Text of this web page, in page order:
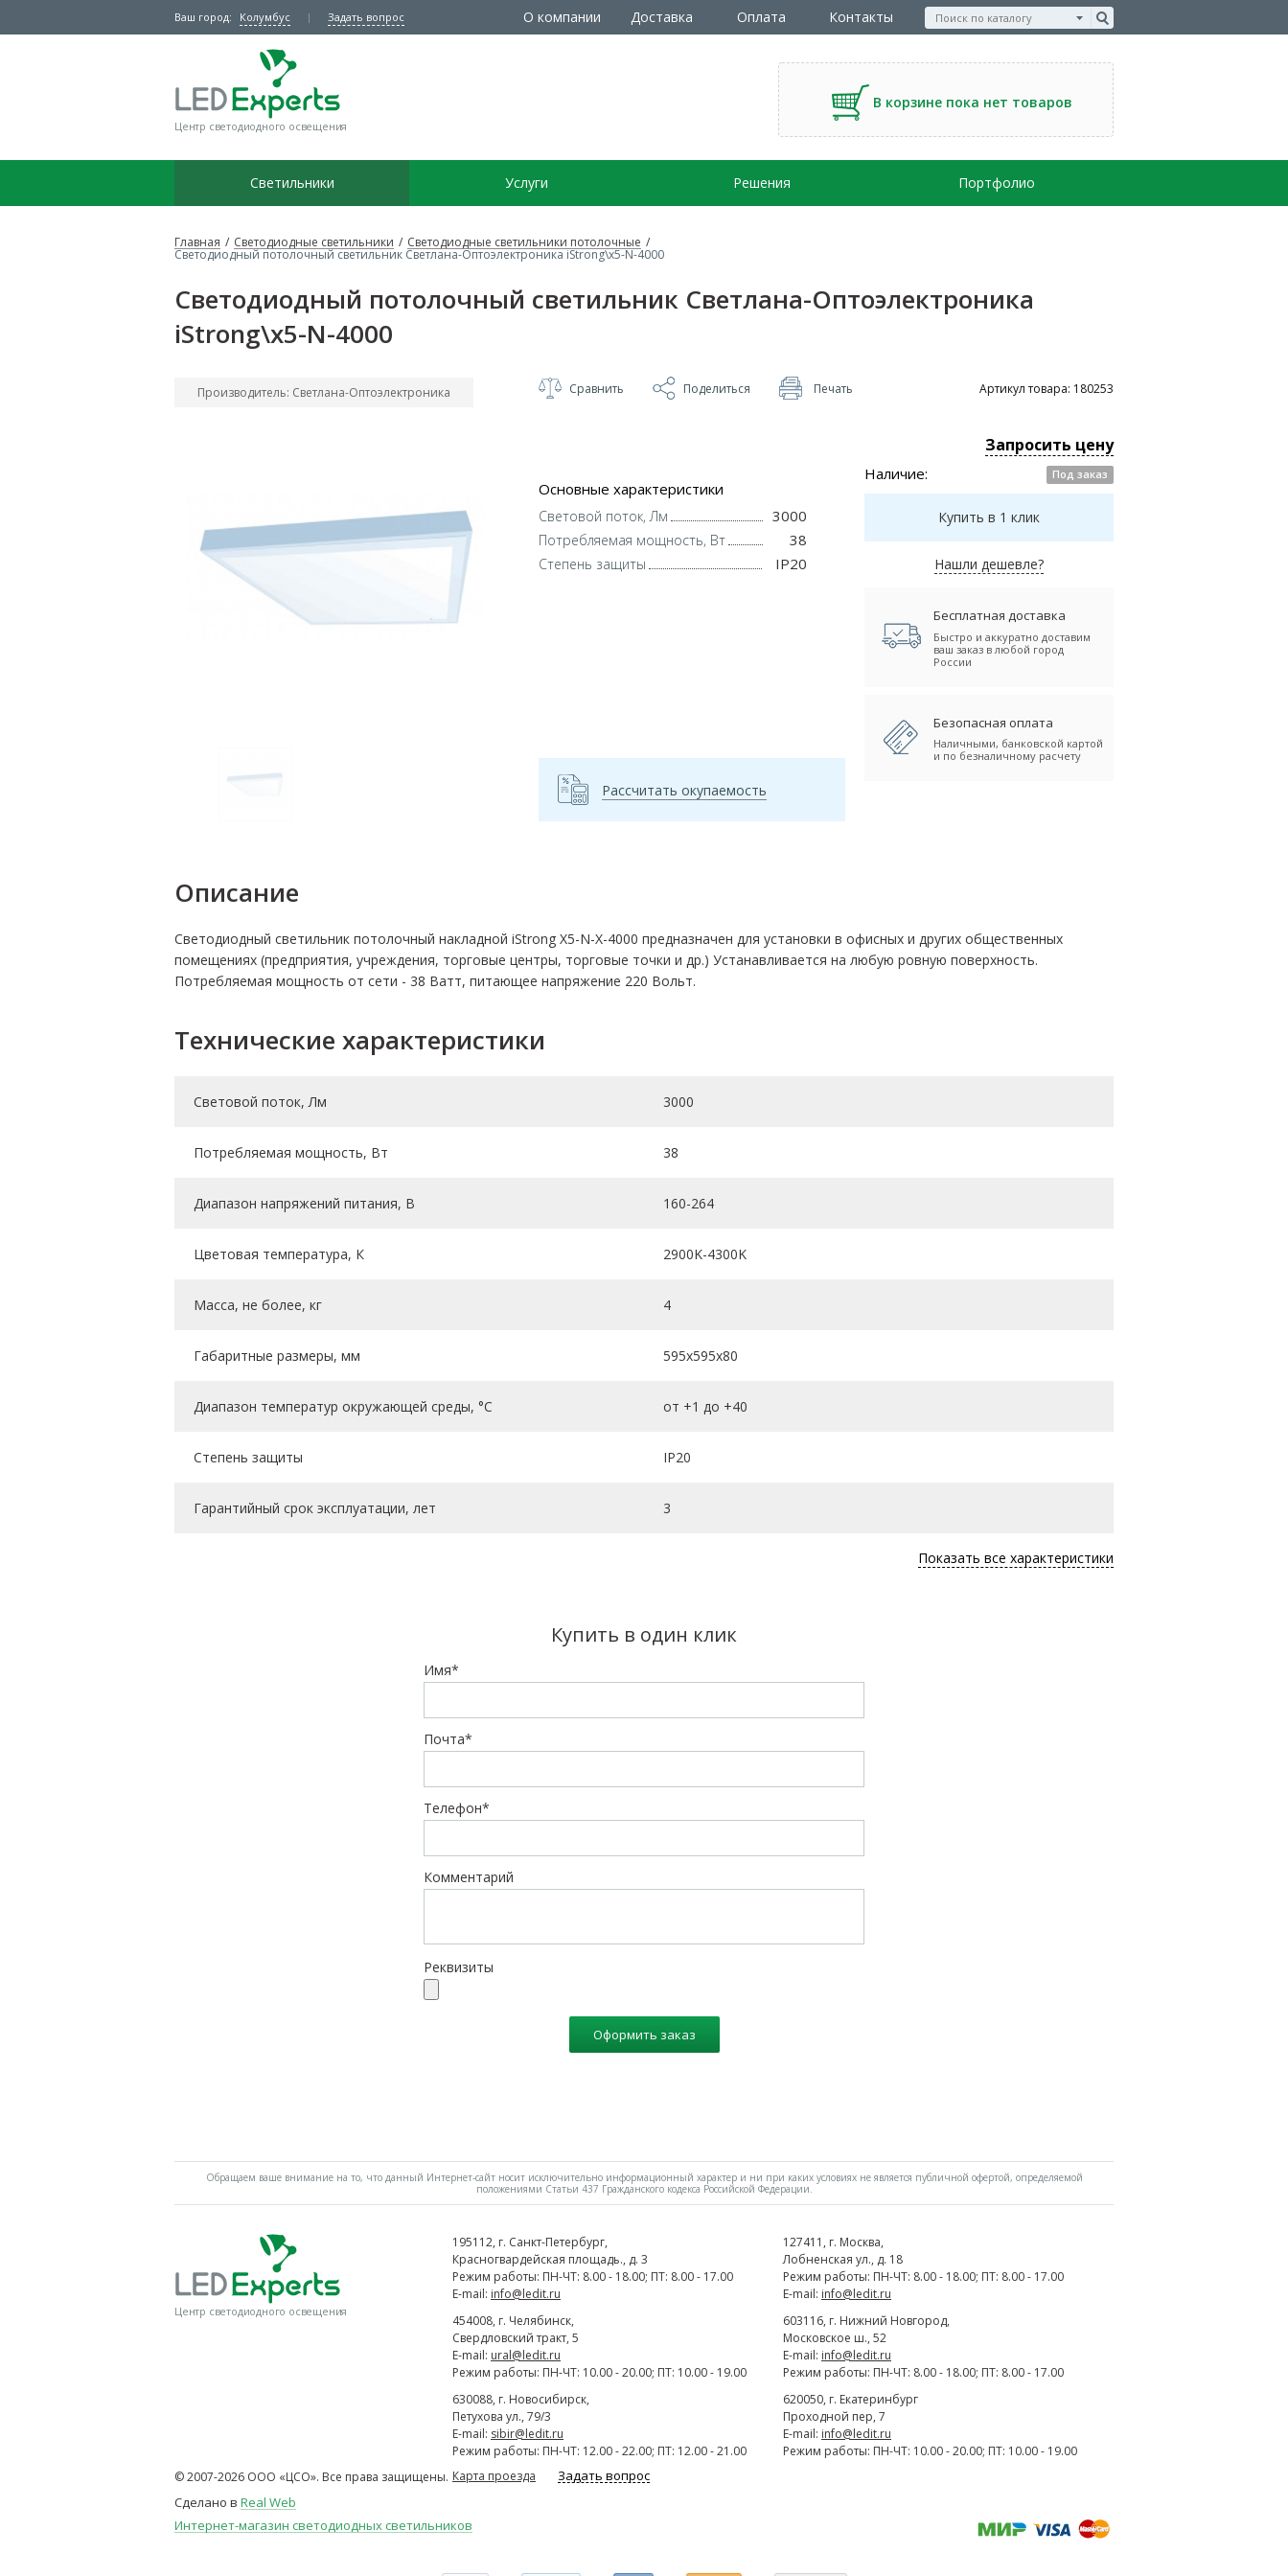
Ваш город: Колумбус Задать вопрос О компании Доставка Оплата Контакты
Центр светодиодного освещения
В корзине пока нет товаров
Светильники Услуги Решения Портфолио
Главная / Светодиодные светильники / Светодиодные светильники потолочные /
Светодиодный потолочный светильник Светлана-Оптоэлектроника iStrong\x5-N-4000
Светодиодный потолочный светильник Светлана-Оптоэлектроника
iStrong\x5-N-4000
Производитель: Светлана-Оптоэлектроника Сравнить Поделиться Печать Артикул товара: 180253
Основные характеристики
Световой поток, Лм 3000
Потребляемая мощность, Вт 38
Степень защиты IP20
Рассчитать окупаемость
Запросить цену
Наличие: Под заказ
Купить в 1 клик
Нашли дешевле?
Бесплатная доставка
Быстро и аккуратно доставим
ваш заказ в любой город
России
Безопасная оплата
Наличными, банковской картой
и по безналичному расчету
Описание
Светодиодный светильник потолочный накладной iStrong X5-N-X-4000 предназначен для установки в офисных и других общественных
помещениях (предприятия, учреждения, торговые центры, торговые точки и др.) Устанавливается на любую ровную поверхность.
Потребляемая мощность от сети - 38 Ватт, питающее напряжение 220 Вольт.
Технические характеристики
Световой поток, Лм 3000
Потребляемая мощность, Вт 38
Диапазон напряжений питания, В 160-264
Цветовая температура, К 2900K-4300K
Масса, не более, кг 4
Габаритные размеры, мм 595х595х80
Диапазон температур окружающей среды, °C от +1 до +40
Степень защиты IP20
Гарантийный срок эксплуатации, лет 3
Показать все характеристики
Купить в один клик
Имя*
Почта*
Телефон*
Комментарий
Реквизиты
Оформить заказ
Обращаем ваше внимание на то, что данный Интернет-сайт носит исключительно информационный характер и ни при каких условиях не является публичной офертой, определяемой
положениями Статьи 437 Гражданского кодекса Российской Федерации.
Центр светодиодного освещения
195112, г. Cанкт-Петербург,
Красногвардейская площадь., д. 3
Режим работы: ПН-ЧТ: 8.00 - 18.00; ПТ: 8.00 - 17.00
E-mail: info@ledit.ru
127411 , г. Москва,
Лобненская ул., д. 18
Режим работы: ПН-ЧТ: 8.00 - 18.00; ПТ: 8.00 - 17.00
E-mail: info@ledit.ru
454008, г. Челябинск,
Свердловский тракт, 5
E-mail: ural@ledit.ru
Режим работы: ПН-ЧТ: 10.00 - 20.00; ПТ: 10.00 - 19.00
603116, г. Нижний Новгород,
Московское ш., 52
E-mail: info@ledit.ru
Режим работы: ПН-ЧТ: 8.00 - 18.00; ПТ: 8.00 - 17.00
630088, г. Новосибирск,
Петухова ул., 79/3
E-mail: sibir@ledit.ru
Режим работы: ПН-ЧТ: 12.00 - 22.00; ПТ: 12.00 - 21.00
620050, г. Екатеринбург
Проходной пер, 7
E-mail: info@ledit.ru
Режим работы: ПН-ЧТ: 10.00 - 20.00; ПТ: 10.00 - 19.00
Карта проезда
Задать вопрос
© 2007-2026 ООО «ЦСО». Все права защищены.
Сделано в Real Web
Интернет-магазин светодиодных светильников